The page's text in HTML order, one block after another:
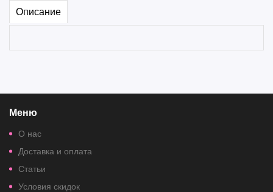
Описание
Меню
О нас
Доставка и оплата
Статьи
Условия скидок